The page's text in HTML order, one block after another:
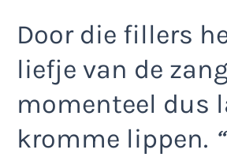
Door die fillers
liefje van de
momenteel dus
kromme lippen.